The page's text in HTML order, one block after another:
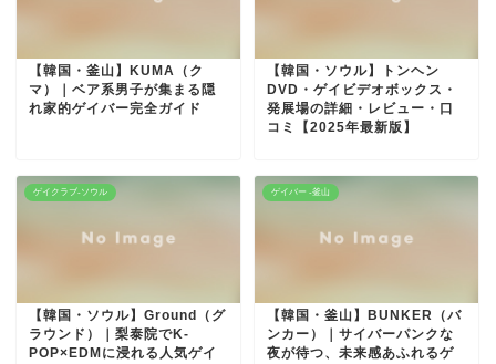
【韓国・釜山】KUMA（ク
マ）｜ベア系男子が集まる隠
れ家的ゲイバー完全ガイド
【韓国・ソウル】トンヘン
DVD・ゲイビデオボックス・
発展場の詳細・レビュー・口
コミ【2025年最新版】
ゲイクラブ-ソウル
【韓国・ソウル】Ground（グ
ラウンド）｜梨泰院でK-
POP×EDMに浸れる人気ゲイ
ゲイバー -釜山
【韓国・釜山】BUNKER（バ
ンカー）｜サイバーパンクな
夜が待つ、未来感あふれるゲ